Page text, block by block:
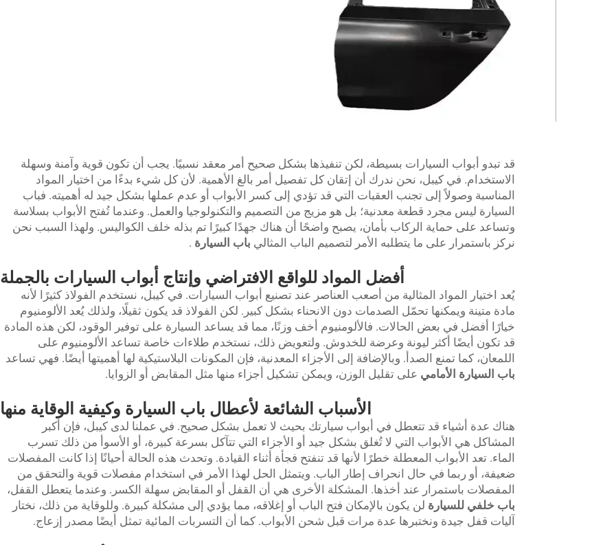
قد تبدو أبواب السيارات بسيطة، لكن تنفيذها بشكل صحيح أمر معقد نسبيًا. يجب أن تكون قوية وآمنة وسهلة
الاستخدام. في كيبل، نحن ندرك أن إتقان كل تفصيل أمر بالغ الأهمية. لأن كل شيء بدءًا من اختيار المواد
المناسبة وصولاً إلى تجنب العقبات التي قد تؤدي إلى كسر الأبواب أو عدم عملها بشكل جيد له أهميته. فباب
السيارة ليس مجرد قطعة معدنية؛ بل هو مزيج من التصميم والتكنولوجيا والعمل. وعندما تُفتح الأبواب بسلاسة
وتساعد على حماية الركاب بأمان، يصبح واضحًا أن هناك جهدًا كبيرًا تم بذله خلف الكواليس. ولهذا السبب نحن
نركز باستمرار على ما يتطلبه الأمر لتصميم الباب المثالي باب السيارة .
أفضل المواد للواقع الافتراضي وإنتاج أبواب السيارات بالجملة
يُعد اختيار المواد المثالية من أصعب العناصر عند تصنيع أبواب السيارات. في كيبل، نستخدم الفولاذ كثيرًا لأنه
مادة متينة ويمكنها تحمّل الصدمات دون الانحناء بشكل كبير. لكن الفولاذ قد يكون ثقيلًا، ولذلك يُعد الألومنيوم
خيارًا أفضل في بعض الحالات. فالألومنيوم أخف وزنًا، مما قد يساعد السيارة على توفير الوقود، لكن هذه المادة
قد تكون أيضًا أكثر ليونة وعرضة للخدوش. ولتعويض ذلك، نستخدم طلاءات خاصة تساعد الألومنيوم على
اللمعان، كما تمنع الصدأ. وبالإضافة إلى الأجزاء المعدنية، فإن المكونات البلاستيكية لها أهميتها أيضًا. فهي تساعد
باب السيارة الأمامي على تقليل الوزن، ويمكن تشكيل أجزاء منها مثل المقابض أو الزوايا.
الأسباب الشائعة لأعطال باب السيارة وكيفية الوقاية منها
هناك عدة أشياء قد تتعطل في أبواب سيارتك بحيث لا تعمل بشكل صحيح. في عملنا لدى كيبل، فإن أكبر
المشاكل هي الأبواب التي لا تُغلق بشكل جيد أو الأجزاء التي تتآكل بسرعة كبيرة، أو الأسوأ من ذلك تسرب
الماء. تعد الأبواب المعطلة خطرًا لأنها قد تنفتح فجأة أثناء القيادة. وتحدث هذه الحالة أحيانًا إذا كانت المفصلات
ضعيفة، أو ربما في حال انحراف إطار الباب. ويتمثل الحل لهذا الأمر في استخدام مفصلات قوية والتحقق من
المفصلات باستمرار عند أخذها. المشكلة الأخرى هي أن القفل أو المقابض سهلة الكسر. وعندما يتعطل القفل،
باب خلفي للسيارة لن يكون بالإمكان فتح الباب أو إغلاقه، مما يؤدي إلى مشكلة كبيرة. وللوقاية من ذلك، نختار
آليات قفل جيدة ونختبرها عدة مرات قبل شحن الأبواب. كما أن التسربات المائية تمثل أيضًا مصدر إزعاج.